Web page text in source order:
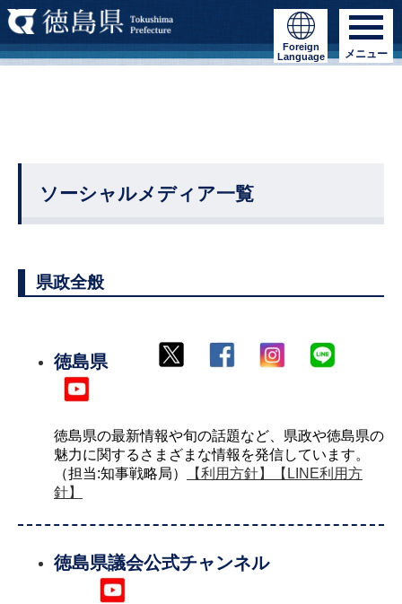
Foreign
Language
メニュー
ソーシャルメディア一覧
県政全般
徳島県
徳島県の最新情報や旬の話題など、県政や徳島県の
魅力に関するさまざまな情報を発信しています。
（担当:知事戦略局）
【利用方針】
【LINE利用方
針】
徳島県議会公式チャンネル